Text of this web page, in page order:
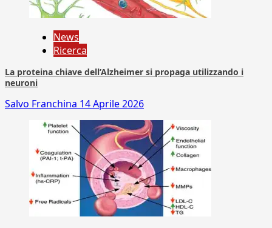
News
Ricerca
La proteina chiave dell’Alzheimer si propaga utilizzando i
neuroni
Salvo Franchina 14 Aprile 2026